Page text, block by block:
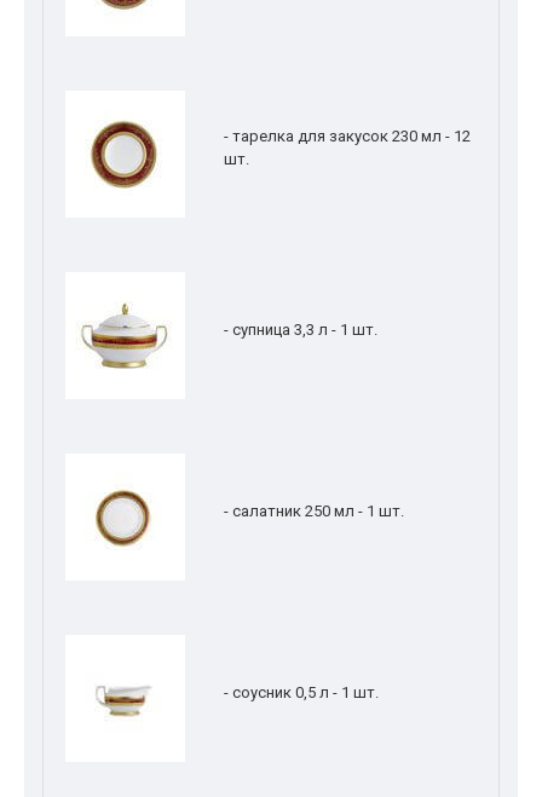
- тарелка для закусок 230 мл - 12
шт.
- супница 3,3 л - 1 шт.
- салатник 250 мл - 1 шт.
- соусник 0,5 л - 1 шт.